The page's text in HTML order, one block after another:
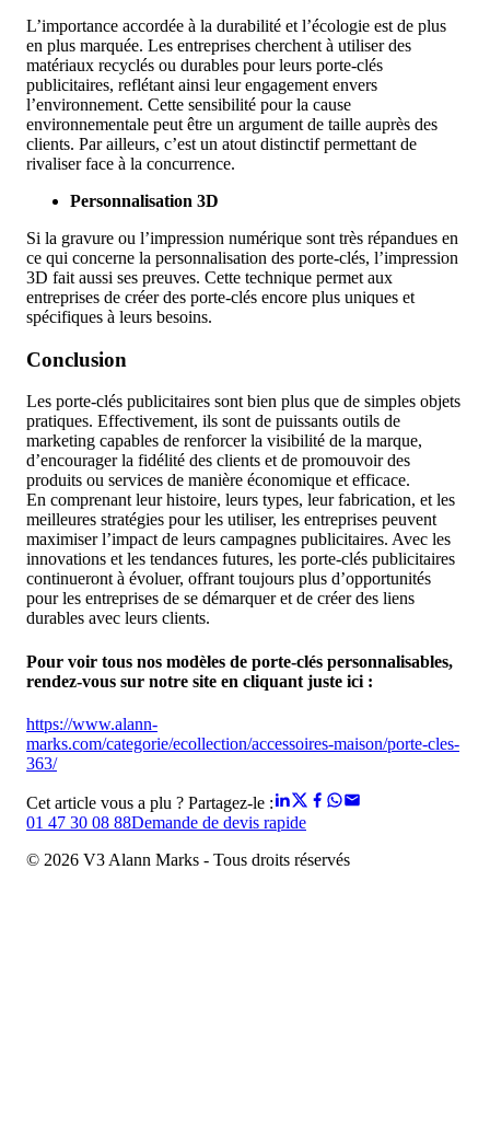
L’importance accordée à la durabilité et l’écologie est de plus
en plus marquée. Les entreprises cherchent à utiliser des
matériaux recyclés ou durables pour leurs porte-clés
publicitaires, reflétant ainsi leur engagement envers
l’environnement. Cette sensibilité pour la cause
environnementale peut être un argument de taille auprès des
clients. Par ailleurs, c’est un atout distinctif permettant de
rivaliser face à la concurrence.
Personnalisation 3D
Si la gravure ou l’impression numérique sont très répandues en
ce qui concerne la personnalisation des porte-clés, l’impression
3D fait aussi ses preuves. Cette technique permet aux
entreprises de créer des porte-clés encore plus uniques et
spécifiques à leurs besoins.
Conclusion
Les porte-clés publicitaires sont bien plus que de simples objets
pratiques. Effectivement, ils sont de puissants outils de
marketing capables de renforcer la visibilité de la marque,
d’encourager la fidélité des clients et de promouvoir des
produits ou services de manière économique et efficace.
En comprenant leur histoire, leurs types, leur fabrication, et les
meilleures stratégies pour les utiliser, les entreprises peuvent
maximiser l’impact de leurs campagnes publicitaires. Avec les
innovations et les tendances futures, les porte-clés publicitaires
continueront à évoluer, offrant toujours plus d’opportunités
pour les entreprises de se démarquer et de créer des liens
durables avec leurs clients.
Pour voir tous nos modèles de porte-clés personnalisables,
rendez-vous sur notre site en cliquant juste ici :
https://www.alann-
marks.com/categorie/ecollection/accessoires-maison/porte-cles-
363/
Cet article vous a plu ? Partagez-le :
01 47 30 08 88Demande de devis rapide
© 2026 V3 Alann Marks - Tous droits réservés